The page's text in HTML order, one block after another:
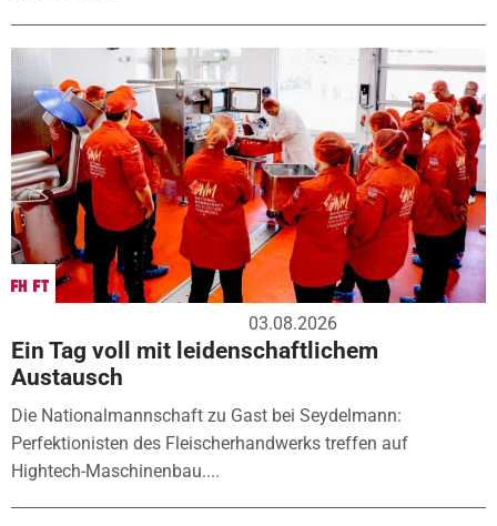
03.08.2026
Ein Tag voll mit leidenschaftlichem
Austausch
Die Nationalmannschaft zu Gast bei Seydelmann:
Perfektionisten des Fleischerhandwerks treffen auf
Hightech-Maschinenbau....